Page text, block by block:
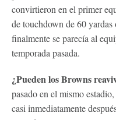
convirtieron en el primer
de touchdown de 60
finalmente se parecía al
temporada pasada.
¿Pueden losBrowns
pasado en el mismo estadio,
casi inmediatamente